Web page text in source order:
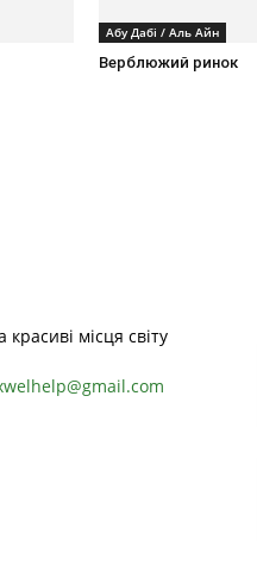
Абу Дабі / Аль Айн
Верблюжий ринок
місця світу